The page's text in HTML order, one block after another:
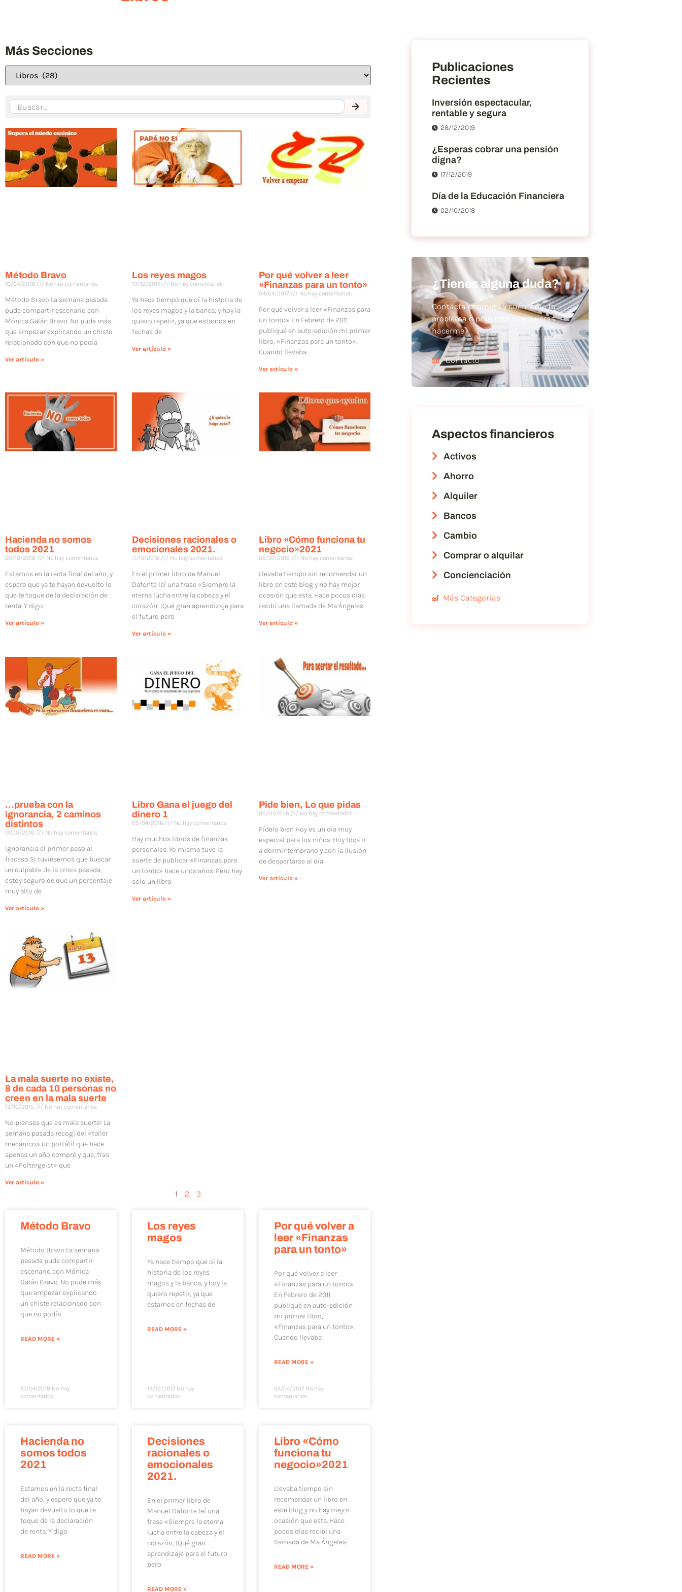
Más Secciones
Método Bravo
10/04/2018 No hay comentarios
Método Bravo La semana pasada
pude compartir escenario con
Mónica Galán Bravo. No pude más
que empezar explicando un chiste
relacionado con que no podía
Ver artículo »
Los reyes magos
19/12/2017 No hay comentarios
Ya hace tiempo que oí la historia de
los reyes magos y la banca, y hoy la
quiero repetir, ya que estamos en
fechas de
Ver artículo »
Por qué volver a leer
«Finanzas para un tonto»
04/04/2017 No hay comentarios
Por qué volver a leer «Finanzas para
un tonto» En Febrero de 2011
publiqué en auto-edición mi primer
libro, «Finanzas para un tonto».
Cuando llevaba
Ver artículo »
Hacienda no somos
todos 2021
25/10/2016 No hay comentarios
Estamos en la recta final del año, y
espero que ya te hayan devuelto lo
que te toque de la declaración de
renta. Y digo
Ver artículo »
Decisiones racionales o
emocionales 2021.
11/10/2016 No hay comentarios
En el primer libro de Manuel
Dafonte leí una frase «Siempre la
eterna lucha entre la cabeza y el
corazón, ¡Qué gran aprendizaje para
el futuro pero
Ver artículo »
Libro «Cómo funciona tu
negocio»2021
05/07/2016 No hay comentarios
Llevaba tiempo sin recomendar un
libro en este blog y no hay mejor
ocasión que esta. Hace pocos días
recibí una llamada de Mª Ángeles
Ver artículo »
…prueba con la
ignorancia, 2 caminos
distintos
17/05/2016 No hay comentarios
Ignorancia el primer paso al
fracaso Si tuviésemos que buscar
un culpable de la crisis pasada,
estoy seguro de que un porcentaje
muy alto de
Ver artículo »
Libro Gana el juego del
dinero 1
05/04/2016 No hay comentarios
Hay muchos libros de finanzas
personales. Yo mismo tuve la
suerte de publicar «Finanzas para
un tonto» hace unos años. Pero hay
solo un libro
Ver artículo »
Pide bien, Lo que pidas
05/01/2016 No hay comentarios
Pídelo bien Hoy es un día muy
especial para los niños. Hoy toca ir
a dormir temprano y con la ilusión
de despertarse al día
Ver artículo »
La mala suerte no existe,
8 de cada 10 personas no
creen en la mala suerte
13/10/2015 No hay comentarios
No pienses que es mala suerte! La
semana pasada recogí del «taller
mecánico» un portátil que hace
apenas un año compré y que, tras
un «Poltergeist» que
Ver artículo »
1 2 3
Método Bravo
Método Bravo La semana
pasada pude compartir
escenario con Mónica
Galán Bravo. No pude más
que empezar explicando
un chiste relacionado con
que no podía
READ MORE »
10/04/2018 No hay
comentarios
Los reyes
magos
Ya hace tiempo que oí la
historia de los reyes
magos y la banca, y hoy la
quiero repetir, ya que
estamos en fechas de
READ MORE »
19/12/2017 No hay
comentarios
Por qué volver a
leer «Finanzas
para un tonto»
Por qué volver a leer
«Finanzas para un tonto»
En Febrero de 2011
publiqué en auto-edición
mi primer libro,
«Finanzas para un tonto».
Cuando llevaba
READ MORE »
04/04/2017 No hay
comentarios
Hacienda no
somos todos
2021
Estamos en la recta final
del año, y espero que ya te
hayan devuelto lo que te
toque de la declaración
de renta. Y digo
READ MORE »
Decisiones
racionales o
emocionales
2021.
En el primer libro de
Manuel Dafonte leí una
frase «Siempre la eterna
lucha entre la cabeza y el
corazón, ¡Qué gran
aprendizaje para el futuro
pero
READ MORE »
Libro «Cómo
funciona tu
negocio»2021
Llevaba tiempo sin
recomendar un libro en
este blog y no hay mejor
ocasión que esta. Hace
pocos días recibí una
llamada de Mª Ángeles
READ MORE »
Publicaciones
Recientes
Inversión espectacular,
rentable y segura
28/12/2019
¿Esperas cobrar una pensión
digna?
17/12/2019
Día de la Educación Financiera
02/10/2018
¿Tienes alguna duda?
Contacta conmigo y cuéntame tu
problema o pregunta que quieras
hacerme
Contacto
Aspectos financieros
Activos
Ahorro
Alquiler
Bancos
Cambio
Comprar o alquilar
Concienciación
Más Categorías